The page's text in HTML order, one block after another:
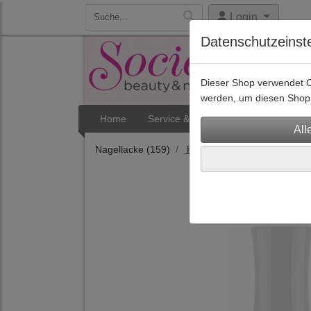
Login
Home Service & Termine Aktuelles
Nagellacke (159) Hybrid-Nagellacke für
Dieser Shop verwendet
werden, um diesen